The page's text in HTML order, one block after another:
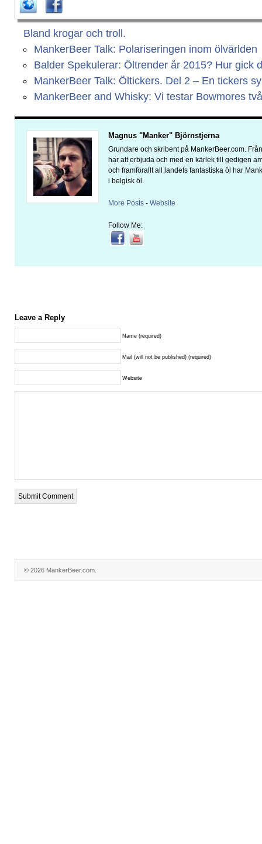
Bland krogar och troll.
MankerBeer Talk: Polariseringen inom ölvärlden
Balder Spekulerar: Öltrender år 2015? Hur gick
MankerBeer Talk: Öltickers. Del 2 – En tickers
MankerBeer and Whisky: Vi testar Bowmores
Magnus "Manker" Björnstjerna
Grundare och skribent på MankerBeer.com.
har att erbjuda och med en kärlek till gedigen
och framförallt all landets fantastiska öl har
i belgisk öl.
More Posts - Website
Follow Me:
Leave a Reply
Name (required)
Mail (will not be published) (required)
Website
© 2026 MankerBeer.com.